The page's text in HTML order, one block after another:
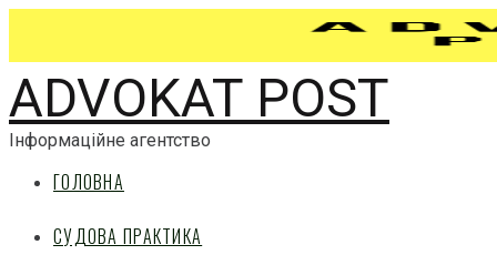
ADVOKAT POST
Інформаційне агентство
ГОЛОВНА
СУДОВА ПРАКТИКА